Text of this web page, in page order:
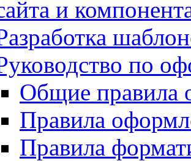
и
по
Общие правила
Правила
Правила